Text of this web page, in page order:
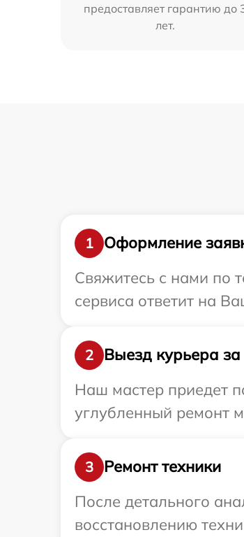
предоставляет гарантию до
лет.
1
Оформление
Свяжитесь с нами по
сервиса ответит на
2
Выезд курьера
Наш мастер приедет
углубленный ремонт
3
Ремонт техники
После детального
восстановлению